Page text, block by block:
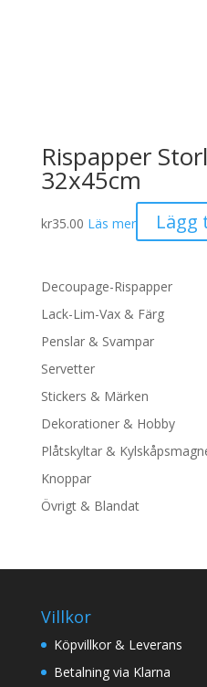
Rispapper
32x45cm
kr35.00 Läs mer Lägg
Decoupage-Rispapper
Lack-Lim-Vax & Färg
Penslar & Svampar
Servetter
Stickers & Märken
Dekorationer & Hobby
Plåtskyltar &
Knoppar
Övrigt & Blandat
Villkor
Köpvillkor & Leverans
Betalning via Klarna